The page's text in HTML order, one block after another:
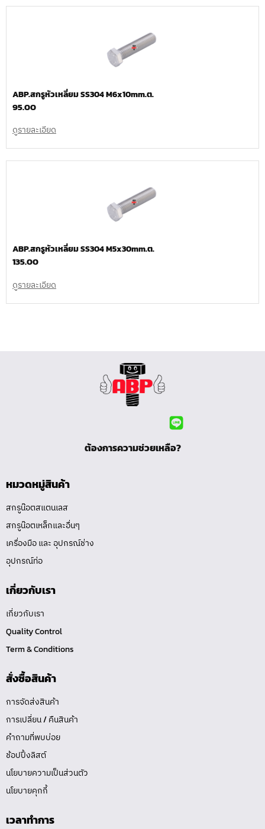
ABP.สกรูหัวเหลี่ยม SS304 M6x10mm.ต.
95.00
ดูรายละเอียด
ABP.สกรูหัวเหลี่ยม SS304 M5x30mm.ต.
135.00
ดูรายละเอียด
ต้องการความช่วยเหลือ?
หมวดหมู่สินค้า
สกรูน๊อตสแตนเลส
สกรูน๊อตเหล็กและอื่นๆ
เครื่องมือ และ อุปกรณ์ช่าง
อุปกรณ์ท่อ
เกี่ยวกับเรา
เกี่ยวกับเรา
Quality Control
Term & Conditions
สั่งซื้อสินค้า
การจัดส่งสินค้า
การเปลี่ยน / คืนสินค้า
คำถามที่พบบ่อย
ช้อปปิ้งลิสต์
นโยบายความเป็นส่วนตัว
นโยบายคุกกี้
เวลาทำการ